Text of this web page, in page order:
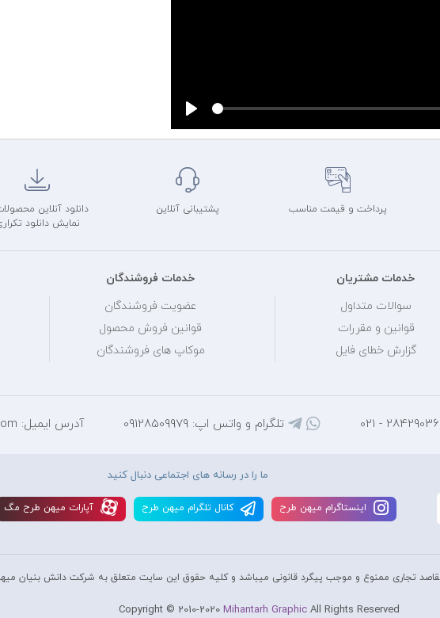
پرداخت و قیمت مناسب پشتیبانی آنلاین
دانلود آنلاین
نمایش دانلود
خدمات مشتریان
سوالات متداول
قوانین و مقررات
گزارش خطای فایل
خدمات فروشندگان
عضویت فروشندگان
قوانین فروش محصول
موکاپ های فروشندگان
تلگرام و واتس اپ: 09128509979 آدرس ایمیل: mihantarh@yahoo.com
ما را در رسانه های اجتماعی دنبال کنید
اينستاگرام ميهن طرح کانال تلگرام ميهن طرح آپارات ميهن طرح مگ
تجاری ممنوع و موجب پیگرد قانونی میباشد و کليه حقوق اين سايت متعلق به شرکت دانش بنیان
Copyright © 2010-2020 Mihantarh GraphicAll Rights Reserved